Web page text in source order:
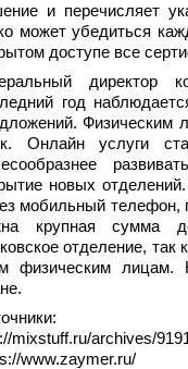
и перечисляет
может убедиться
доступе все
директор
год
Онлайн услуги
новых
мобильный телефон,
крупная сумма
отделение,
физическим лицам.
mixstuff.ru/archives/
www.zaymer.ru/